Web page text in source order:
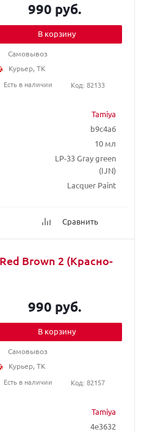
Tamiya
b9c4a6
10 мл
LP-33 Gray green
(IJN)
Lacquer Paint
Сравнить
990 руб.
В корзину
Самовывоз
Курьер, ТК
Есть в наличии
Код: 82133
Brown 2 (Красно-
Tamiya
4e3632
990 руб.
В корзину
Самовывоз
Курьер, ТК
Есть в наличии
Код: 82157